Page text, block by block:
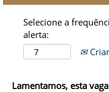
Selecione a
alerta:
Lamentamos, esta